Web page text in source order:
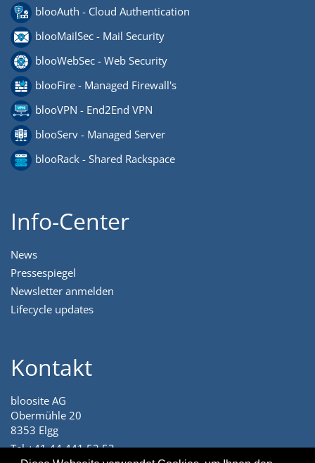
blooAuth - Cloud Authentication
blooMailSec - Mail Security
blooWebSec - Web Security
blooFire - Managed Firewall's
blooVPN - End2End VPN
blooServ - Managed Server
blooRack - Shared Rackspace
Info-Center
News
Pressespiegel
Newsletter anmelden
Lifecycle updates
Kontakt
bloosite AG
Obermühle 20
8353 Elgg
Tel +41 44 441 52 52